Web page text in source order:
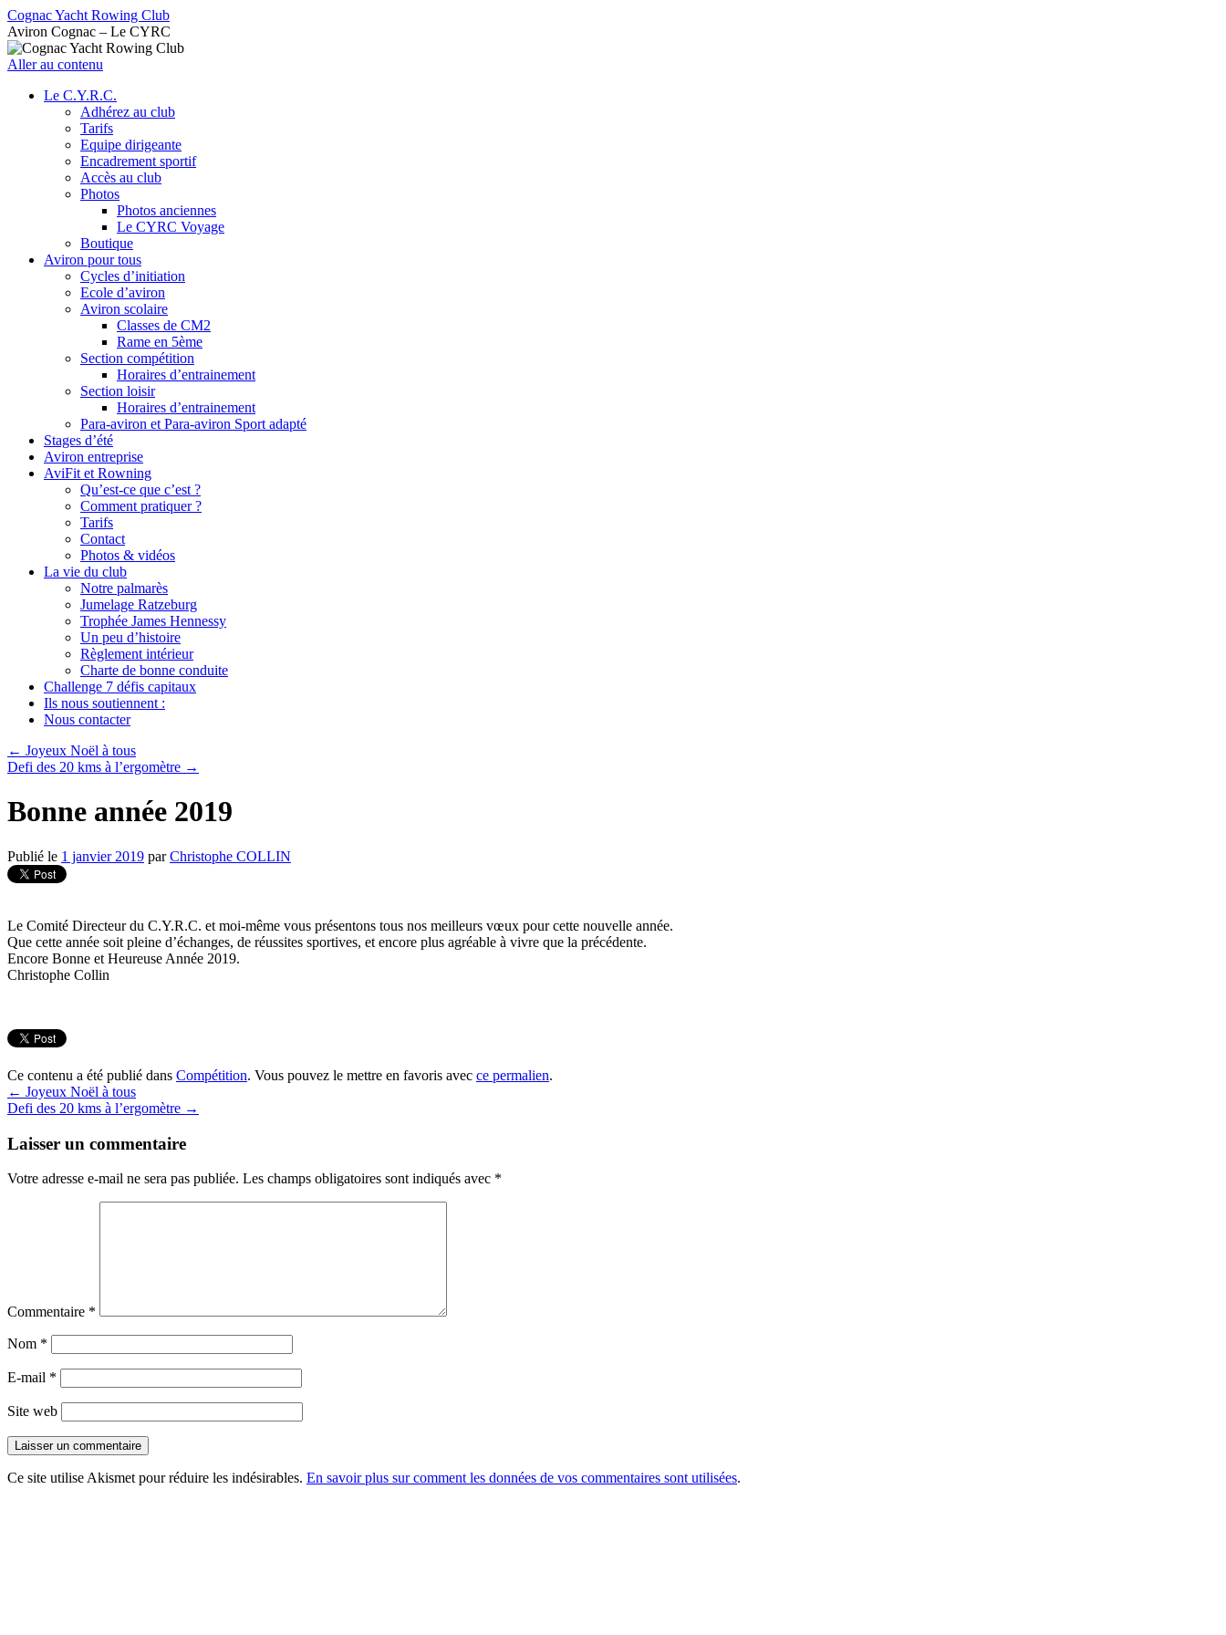
Cognac Yacht Rowing Club
Aviron Cognac – Le CYRC
Aller au contenu
Le C.Y.R.C.
Adhérez au club
Tarifs
Equipe dirigeante
Encadrement sportif
Accès au club
Photos
Photos anciennes
Le CYRC Voyage
Boutique
Aviron pour tous
Cycles d’initiation
Ecole d’aviron
Aviron scolaire
Classes de CM2
Rame en 5ème
Section compétition
Horaires d’entrainement
Section loisir
Horaires d’entrainement
Para-aviron et Para-aviron Sport adapté
Stages d’été
Aviron entreprise
AviFit et Rowning
Qu’est-ce que c’est ?
Comment pratiquer ?
Tarifs
Contact
Photos & vidéos
La vie du club
Notre palmarès
Jumelage Ratzeburg
Trophée James Hennessy
Un peu d’histoire
Règlement intérieur
Charte de bonne conduite
Challenge 7 défis capitaux
Ils nous soutiennent :
Nous contacter
← Joyeux Noël à tous
Defi des 20 kms à l’ergomètre →
Bonne année 2019
Publié le 1 janvier 2019 par Christophe COLLIN
Le Comité Directeur du C.Y.R.C. et moi-même vous présentons tous nos meilleurs vœux pour cette nouvelle année.
Que cette année soit pleine d’échanges, de réussites sportives, et encore plus agréable à vivre que la précédente.
Encore Bonne et Heureuse Année 2019.
Christophe Collin
Ce contenu a été publié dans Compétition. Vous pouvez le mettre en favoris avec ce permalien.
← Joyeux Noël à tous
Defi des 20 kms à l’ergomètre →
Laisser un commentaire
Votre adresse e-mail ne sera pas publiée. Les champs obligatoires sont indiqués avec *
Commentaire *
Nom *
E-mail *
Site web
Ce site utilise Akismet pour réduire les indésirables. En savoir plus sur comment les données de vos commentaires sont utilisées.